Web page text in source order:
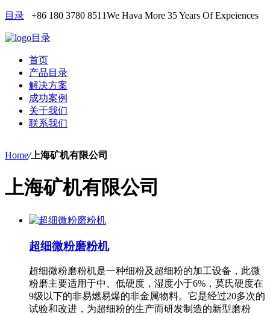
目录 +86 180 3780 8511We Hava More 35 Years Of Expeiences
目录
首页
产品目录
解决方案
成功案例
关于我们
联系我们
Home/上海矿机有限公司
上海矿机有限公司
超细微粉磨粉机
超细微粉磨粉机是一种细粉及超细粉的加工设备，此微
粉磨主要适用于中、低硬度，湿度小于6%，莫氏硬度在
9级以下的非易燃易爆的非金属物料。它是经过20多次的
试验和改进，为超细粉的生产而研发制造的新型磨粉